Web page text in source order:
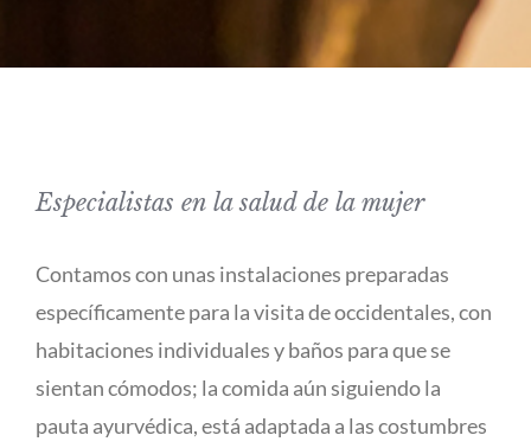
Especialistas en la salud de la mujer
Contamos con unas instalaciones preparadas
específicamente para la visita de occidentales, con
habitaciones individuales y baños para que se
sientan cómodos; la comida aún siguiendo la
pauta ayurvédica, está adaptada a las costumbres